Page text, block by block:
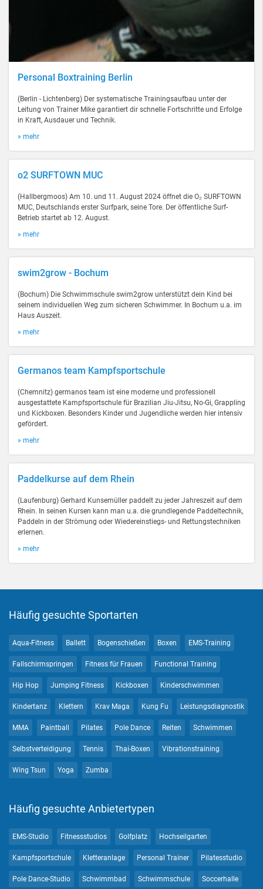
Personal Boxtraining Berlin
(Berlin - Lichtenberg) Der systematische Trainingsaufbau unter der
Leitung von Trainer Mike garantiert dir schnelle Fortschritte und Erfolge
in Kraft, Ausdauer und Technik.
» mehr
o2 SURFTOWN MUC
(Hallbergmoos) Am 10. und 11. August 2024 öffnet die O₂ SURFTOWN
MUC, Deutschlands erster Surfpark, seine Tore. Der öffentliche Surf-
Betrieb startet ab 12. August.
» mehr
swim2grow - Bochum
(Bochum) Die Schwimmschule swim2grow unterstützt dein Kind bei
seinem individuellen Weg zum sicheren Schwimmer. In Bochum u.a. im
Haus Auszeit.
» mehr
Germanos team Kampfsportschule
(Chemnitz) germanos team ist eine moderne und professionell
ausgestattete Kampfsportschule für Brazilian Jiu-Jitsu, No-Gi, Grappling
und Kickboxen. Besonders Kinder und Jugendliche werden hier intensiv
gefördert.
» mehr
Paddelkurse auf dem Rhein
(Laufenburg) Gerhard Kunsemüller paddelt zu jeder Jahreszeit auf dem
Rhein. In seinen Kursen kann man u.a. die grundlegende Paddeltechnik,
Paddeln in der Strömung oder Wiedereinstiegs- und Rettungstechniken
erlernen.
» mehr
Häufig gesuchte Sportarten
Aqua-Fitness Ballett Bogenschießen Boxen EMS-Training
Fallschirmspringen Fitness für Frauen Functional Training
Hip Hop Jumping Fitness Kickboxen Kinderschwimmen
Kindertanz Klettern Krav Maga Kung Fu Leistungsdiagnostik
MMA Paintball Pilates Pole Dance Reiten Schwimmen
Selbstverteidigung Tennis Thai-Boxen Vibrationstraining
Wing Tsun Yoga Zumba
Häufig gesuchte Anbietertypen
EMS-Studio Fitnessstudios Golfplatz Hochseilgarten
Kampfsportschule Kletteranlage Personal Trainer Pilatesstudio
Pole Dance-Studio Schwimmbad Schwimmschule Soccerhalle